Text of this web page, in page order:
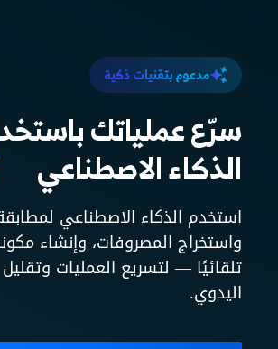
مدعوم بتقنيات ذكية
سرّع عملياتك
الذكاء الاصطناعي
استخدم الذكاء الاصطناعي لمطابقة
واستخراج المصروفات، وإنشاء
تلقائيًا — لتسريع العمليات وتقليل
اليدوي.